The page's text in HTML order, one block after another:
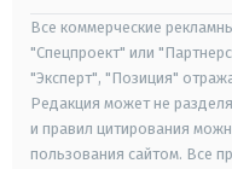
Все коммерческие
"Спецпроект" или
"Эксперт", "Позиция"
Редакция может не
и правил цитирования
пользования сайтом. Все